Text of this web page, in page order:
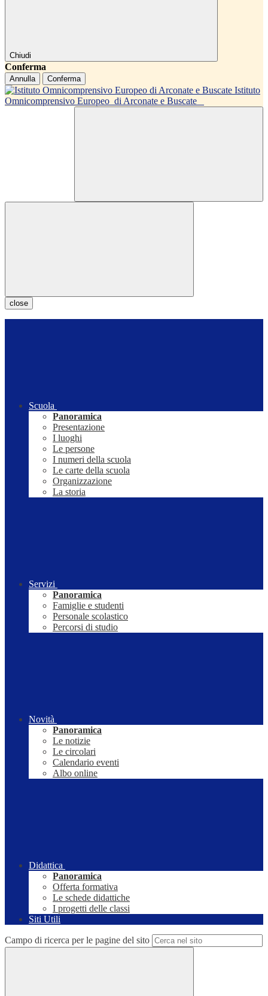
Chiudi
Conferma
Annulla Conferma
Istituto
Omnicomprensivo Europeo di Arconate e Buscate
close
Scuola
Panoramica
Presentazione
I luoghi
Le persone
I numeri della scuola
Le carte della scuola
Organizzazione
La storia
Servizi
Panoramica
Famiglie e studenti
Personale scolastico
Percorsi di studio
Novità
Panoramica
Le notizie
Le circolari
Calendario eventi
Albo online
Didattica
Panoramica
Offerta formativa
Le schede didattiche
I progetti delle classi
Siti Utili
Campo di ricerca per le pagine del sito